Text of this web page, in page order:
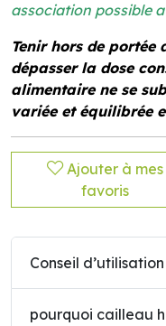
association possible
Tenir hors de portée
dépasser la dose
alimentaire ne se
variée et équilibrée
Ajouter à mes
favoris
Conseil d’utilisation
pourquoi cailleau